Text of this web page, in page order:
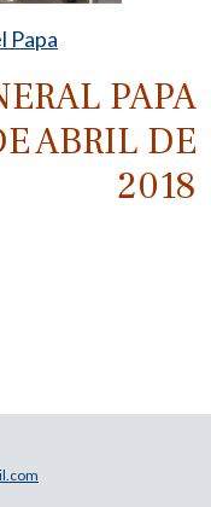
Papa
PAPA
ABRIL DE
2018